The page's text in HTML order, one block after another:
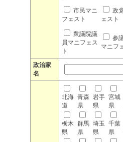
市民マニ
フェスト
政
ェスト
衆議院議
員マニフェス
ト
参
マニフ
政治家
名
北海
道
青森
県
岩手
県
宮城
県
栃木
県
群馬
県
埼玉
県
千葉
県